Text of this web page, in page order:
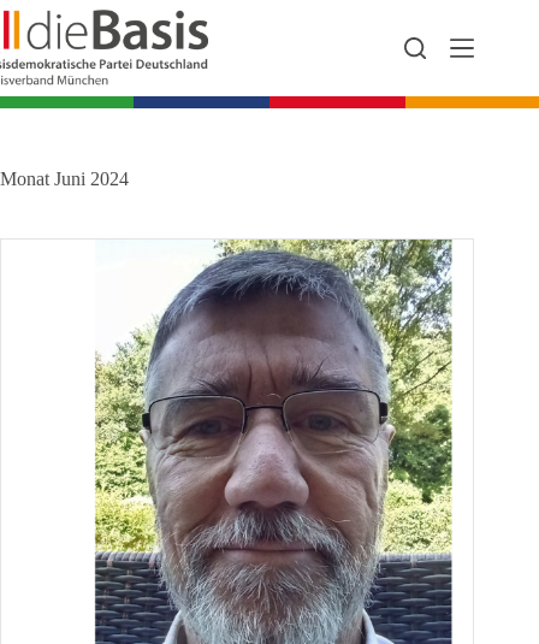
Zum
Inhalt
springen
Monat Juni 2024